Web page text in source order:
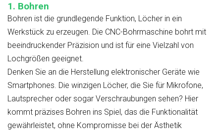
1. Bohren
Bohren ist die grundlegende Funktion, Löcher in ein
Werkstück zu erzeugen. Die CNC-Bohrmaschine bohrt mit
beeindruckender Präzision und ist für eine Vielzahl von
Lochgrößen geeignet.
Denken Sie an die Herstellung elektronischer Geräte wie
Smartphones. Die winzigen Löcher, die Sie für Mikrofone,
Lautsprecher oder sogar Verschraubungen sehen? Hier
kommt präzises Bohren ins Spiel, das die Funktionalität
gewährleistet, ohne Kompromisse bei der Ästhetik